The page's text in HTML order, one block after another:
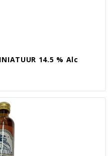
14.5 % Alc